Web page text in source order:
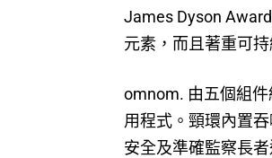
James Dyson
元素，而且著重可
omnom. 由五個組
用程式。頸環內置
安全及準確監察長